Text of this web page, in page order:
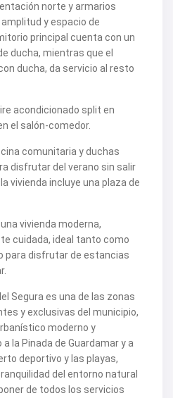
norte y armarios
y espacio de
principal cuenta con un
ducha, mientras que el
ducha, da servicio al resto
acondicionado split en
el salón-comedor.
comunitaria y duchas
disfrutar del verano sin salir
vivienda incluye una plaza de
vivienda moderna,
cuidada, ideal tanto como
para disfrutar de estancias
Segura es una de las zonas
y exclusivas del municipio,
moderno y
la Pinada de Guardamar y a
deportivo y las playas,
del entorno natural
de todos los servicios